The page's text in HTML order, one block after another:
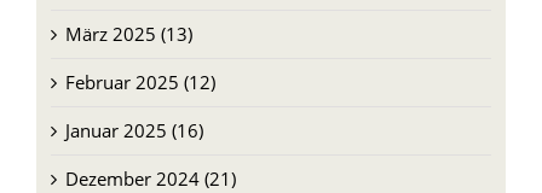
März 2025 (13)
Februar 2025 (12)
Januar 2025 (16)
Dezember 2024 (21)